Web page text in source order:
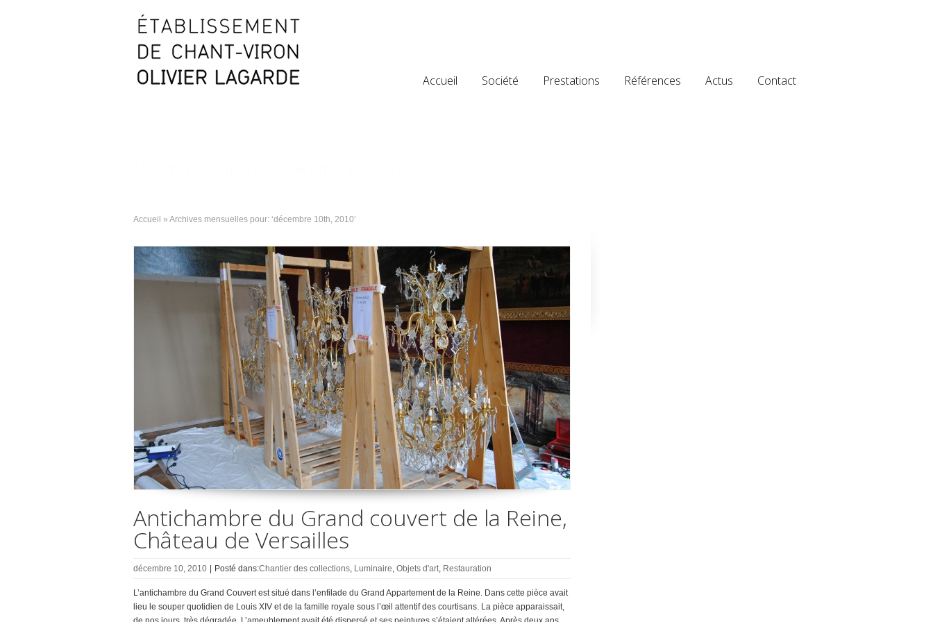
Accueil Société Prestations Références Actus Contact
Accueil » Archives mensuelles pour: ‘décembre 10th, 2010’
Antichambre du Grand couvert de la Reine,
Château de Versailles
décembre 10, 2010 Posté dans:Chantier des collections, Luminaire, Objets d'art, Restauration
L’antichambre du Grand Couvert est situé dans l’enfilade du Grand Appartement de la Reine. Dans cette pièce avait
lieu le souper quotidien de Louis XIV et de la famille royale sous l’œil attentif des courtisans. La pièce apparaissait,